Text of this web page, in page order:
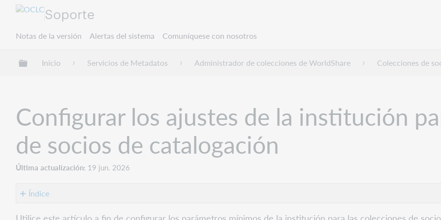
Soporte
Notas de la versión Alertas del sistema Comuníquese con nosotros
Expandir/contraer jerarquía global
Inicio Servicios de Metadatos Administrador de colecciones de WorldShare Colecciones de
Configurar los ajustes de la institución
de socios de catalogación
Última actualización 19 jun. 2026
Índice
Acerca